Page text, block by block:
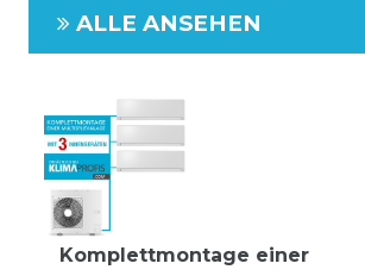
ALLE ANSEHEN
Komplettmontage einer